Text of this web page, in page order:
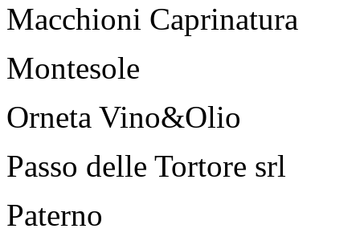
Macchioni Caprinatura
Montesole
Orneta Vino&Olio
Passo delle Tortore srl
Paterno